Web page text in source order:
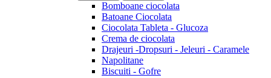
Bomboane ciocolata
Batoane Ciocolata
Ciocolata Tableta - Glucoza
Crema de ciocolata
Drajeuri -Dropsuri - Jeleuri - Caramele
Napolitane
Biscuiti - Gofre